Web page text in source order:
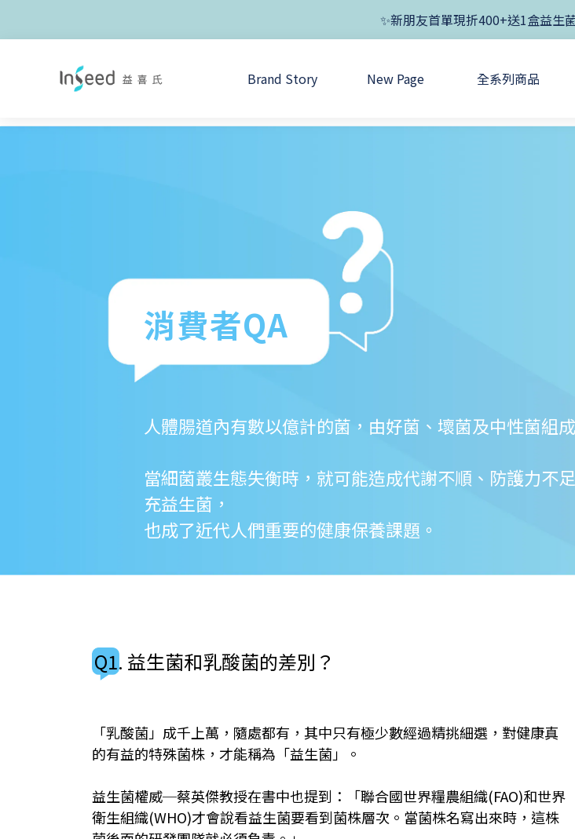
✨新朋友首單現折400+送1盒益生
✨新朋友首單現折400+送1盒益生
Brand Story New Page 全系列商品
消費者QA
人體腸道內有數以億計的菌，由好菌、壞菌及中性菌組
當細菌叢生態失衡時，就可能造成代謝不順、防護力不
充益生菌，
也成了近代人們重要的健康保養課題。
Q1. 益生菌和乳酸菌的差別？
「乳酸菌」成千上萬，隨處都有，其中只有極少數經過精挑細選，對健康真
的有益的特殊菌株，才能稱為「益生菌」。
益生菌權威─蔡英傑教授在書中也提到：「聯合國世界糧農組織(FAO)和世界
衛生組織(WHO)才會說看益生菌要看到菌株層次。當菌株名寫出來時，這株